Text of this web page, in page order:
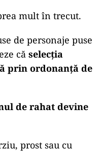
mult în trecut.
de personaje puse
că selecția
prin ordonanță de
de rahat devine
prost sau cu